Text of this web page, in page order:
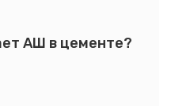
АШ в цементе?